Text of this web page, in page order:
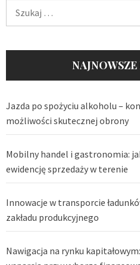
Jazda po spożyciu alkoholu –
możliwości skutecznej obrony
Mobilny handel i gastronomia:
ewidencję sprzedaży w terenie
Innowacje w transporcie
zakładu produkcyjnego
Nawigacja na rynku